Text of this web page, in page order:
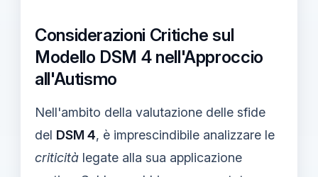
Considerazioni Critiche sul
Modello DSM 4 nell'Approccio
all'Autismo
Nell'ambito della valutazione delle sfide
del DSM 4, è imprescindibile analizzare le
criticità legate alla sua applicazione